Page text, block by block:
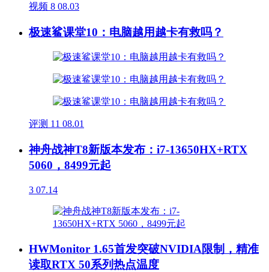
视频 8 08.03
极速鲨课堂10：电脑越用越卡有救吗？
评测 11 08.01
神舟战神T8新版本发布：i7-13650HX+RTX
5060，8499元起
3 07.14
HWMonitor 1.65首发突破NVIDIA限制，精准
读取RTX 50系列热点温度